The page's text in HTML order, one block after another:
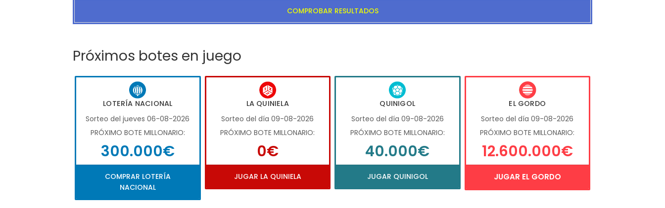
COMPROBAR RESULTADOS
Próximos botes en juego
LOTERÍA NACIONAL
Sorteo del jueves 06-08-2026
PRÓXIMO BOTE MILLONARIO:
300.000€
COMPRAR LOTERÍA
NACIONAL
LA QUINIELA
Sorteo del día 09-08-2026
PRÓXIMO BOTE MILLONARIO:
0€
JUGAR LA QUINIELA
QUINIGOL
Sorteo del día 09-08-2026
PRÓXIMO BOTE MILLONARIO:
40.000€
JUGAR QUINIGOL
EL GORDO
Sorteo del día 09-08-2026
PRÓXIMO BOTE MILLONARIO:
12.600.000€
JUGAR EL GORDO